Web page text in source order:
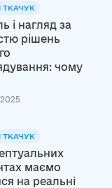
ТКАЧУК
і нагляд за
рішень
чому
ТКАЧУК
маємо
на реальні